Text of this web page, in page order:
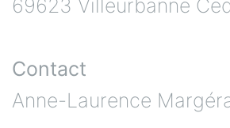
69623 Villeurbanne
Contact
Anne-Laurence